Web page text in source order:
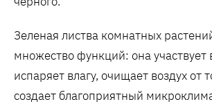
Зеленая листва комнатных
множество функций: она участвует
испаряет влагу, очищает воздух от
создает благоприятный